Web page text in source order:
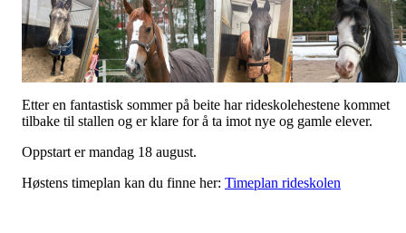
Etter en fantastisk sommer på beite har rideskolehestene kommet
tilbake til stallen og er klare for å ta imot nye og gamle elever.
Oppstart er mandag 18 august.
Høstens timeplan kan du finne her: Timeplan rideskolen